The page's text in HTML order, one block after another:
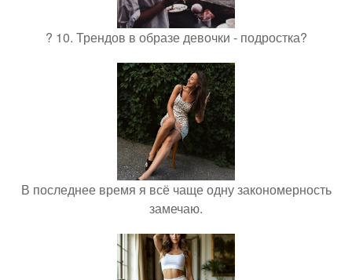
? 10. Трендов в образе девочки - подростка?
В последнее время я всё чаще одну закономерность
замечаю.